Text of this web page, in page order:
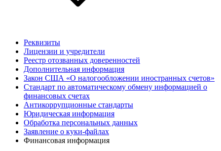
Реквизиты
Лицензии и учредители
Реестр отозванных доверенностей
Дополнительная информация
Закон США «О налогообложении иностранных счетов»
Стандарт по автоматическому обмену информацией о
финансовых счетах
Антикоррупционные стандарты
Юридическая информация
Обработка персональных данных
Заявление о куки-файлах
Финансовая информация